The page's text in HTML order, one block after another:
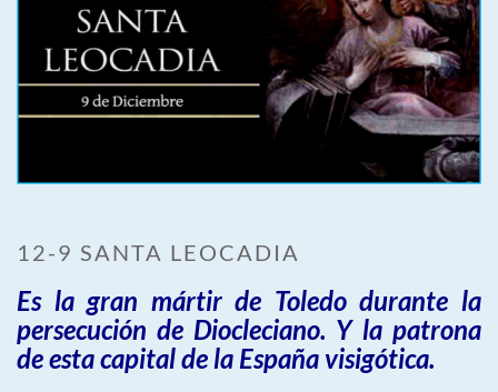
12-9 SANTA LEOCADIA
Es la gran mártir de Toledo durante la
persecución de Diocleciano. Y la patrona
de esta capital de la España visigótica.